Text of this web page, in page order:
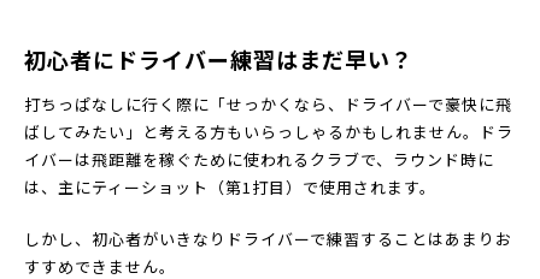
初心者にドライバー練習はまだ早い？
打ちっぱなしに行く際に「せっかくなら、ドライバーで豪快に飛
ばしてみたい」と考える方もいらっしゃるかもしれません。ドラ
イバーは飛距離を稼ぐために使われるクラブで、ラウンド時に
は、主にティーショット（第1打目）で使用されます。
しかし、初心者がいきなりドライバーで練習することはあまりお
すすめできません。